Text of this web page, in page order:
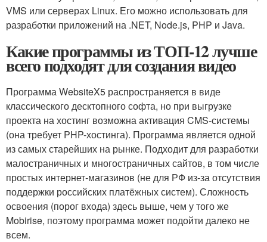
VMS или серверах Linux. Его можно использовать для
разработки приложений на .NET, Node.js, PHP и Java.
Какие программы из ТОП-12 лучше
всего подходят для создания видео
Программа WebsiteX5 распространяется в виде
классического десктопного софта, но при выгрузке
проекта на хостинг возможна активация CMS-системы
(она требует PHP-хостинга). Программа является одной
из самых старейших на рынке. Подходит для разработки
малостраничных и многостраничных сайтов, в том числе
простых интернет-магазинов (не для РФ из-за отсутствия
поддержки российских платёжных систем). Сложность
освоения (порог входа) здесь выше, чем у того же
Mobirise, поэтому программа может подойти далеко не
всем.